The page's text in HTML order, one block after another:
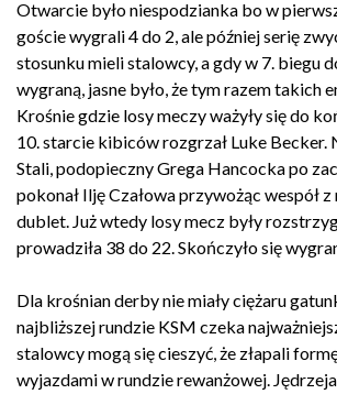
Otwarcie było niespodzianka bo w
goście wygrali 4 do 2, ale później serię
stosunku mieli stalowcy, a gdy w 7. biegu
wygraną, jasne było, że tym razem takich
Krośnie gdzie losy meczy ważyły się do
10. starcie kibiców rozgrzał Luke Becker.
Stali, podopieczny Grega Hancocka po
pokonał Ilję Czałowa przywożąc wespół
dublet. Już wtedy losy mecz były
prowadziła 38 do 22. Skończyło się
Dla krośnian derby nie miały ciężaru
najbliższej rundzie KSM czeka
stalowcy mogą się cieszyć, że złapali
wyjazdami w rundzie rewanżowej.